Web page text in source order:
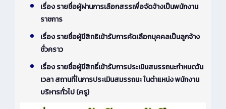
เรื่อง รายชื่อผู้ผ่านการเลือกสรรเพื่อจัดจ้างเป็นพนักงาน
ราชการ
เรื่อง รายชื่อผู้มีสิทธิเข้ารับการคัดเลือกบุคคลเป็นลูกจ้าง
ชั่วคราว
เรื่อง รายชื่อผู้มีสิทธิ์เข้ารับการประเมินสมรรถนะกำหนดวัน
เวลา สถานที่ในการประเมินสมรรถนะ ในตำแหน่ง พนักงาน
บริหารทั่วไป (ครู)